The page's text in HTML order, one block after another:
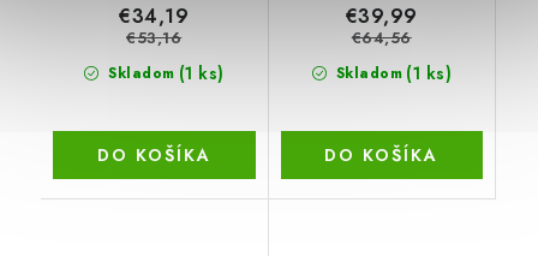
Skladom (1 ks)
€34,19
€53,16
DO KOŠÍKA
Skladom (1 ks)
€39,99
€64,56
DO KOŠÍKA